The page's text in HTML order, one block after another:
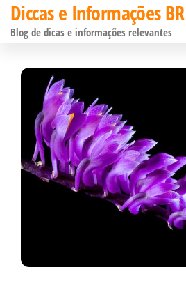
Pular
para
conteúdo
Diccas e Informações BR
Blog de dicas e informações relevantes